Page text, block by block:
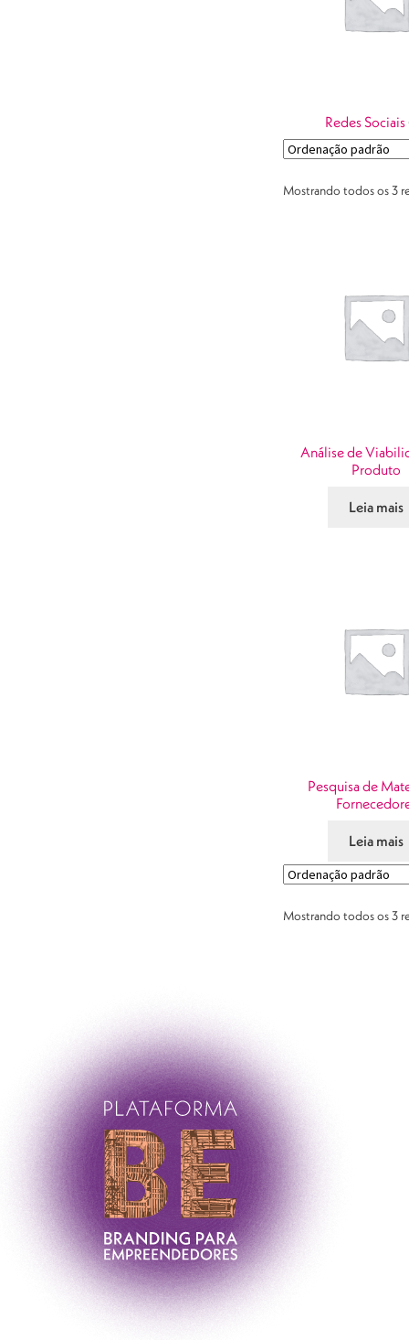
Redes Sociais
Mostrando todos os 3
Análise de
Produto
Leia mais
Pesquisa de
Leia mais
Mostrando todos os 3